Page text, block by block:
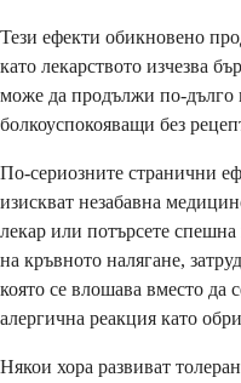
Тези ефекти обикновено
като лекарството изчезва
може да продължи по-дълго
болкоуспокояващи без
По-сериозните странични
изискват незабавна
лекар или потърсете
на кръвното налягане,
която се влошава вместо да
алергична реакция като
Някои хора развиват